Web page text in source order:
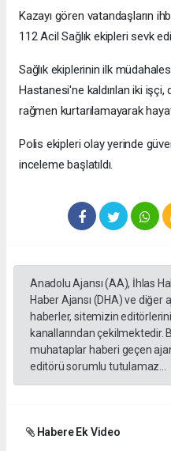
Kazayı gören vatandaşların
112 Acil Sağlık ekipleri sevk
Sağlık ekiplerinin ilk
Hastanesi'ne kaldırılan iki
rağmen kurtarılamayarak
Polis ekipleri olay yerinde
inceleme başlatıldı.
Anadolu Ajansı (AA), İhlas
Haber Ajansı (DHA) ve
haberler, sitemizin
kanallarından çekilmektedir.
muhataplar haberi geçen
editörü sorumlu tutulamaz...
Habere Ek Video